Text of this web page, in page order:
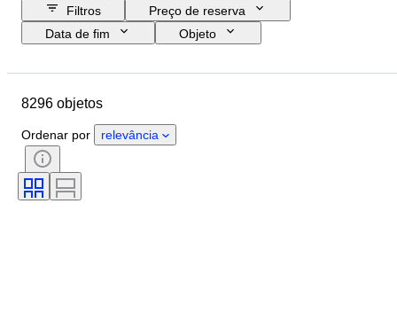
Filtros
Preço de reserva
Data de fim
Objeto
Tema
Vendido por
8296 objetos
Ordenar por relevância